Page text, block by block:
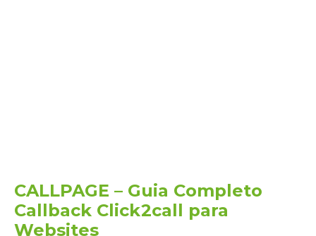
CALLPAGE – Guia Completo
Callback Click2call para
Websites